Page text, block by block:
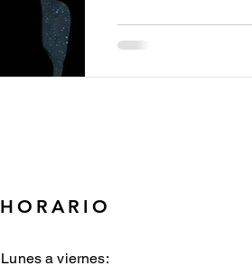
HORARIO
Lunes a viernes: